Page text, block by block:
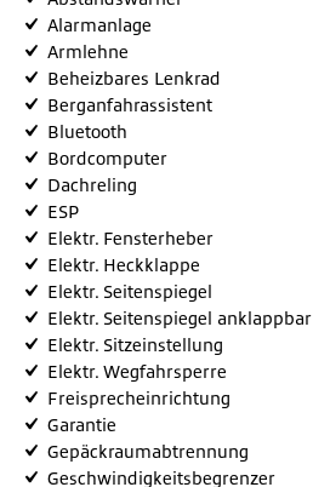
Alarmanlage
Armlehne
Beheizbares Lenkrad
Berganfahrassistent
Bluetooth
Bordcomputer
Dachreling
ESP
Elektr. Fensterheber
Elektr. Heckklappe
Elektr. Seitenspiegel
Elektr. Seitenspiegel anklappbar
Elektr. Sitzeinstellung
Elektr. Wegfahrsperre
Freisprecheinrichtung
Garantie
Gepäckraumabtrennung
Geschwindigkeitsbegrenzer